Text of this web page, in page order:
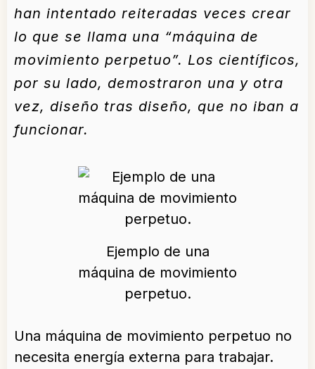
han intentado reiteradas veces crear
lo que se llama una “máquina de
movimiento perpetuo”. Los científicos,
por su lado, demostraron una y otra
vez, diseño tras diseño, que no iban a
funcionar.
Ejemplo de una
máquina de movimiento
perpetuo.
Una máquina de movimiento perpetuo no
necesita energía externa para trabajar.